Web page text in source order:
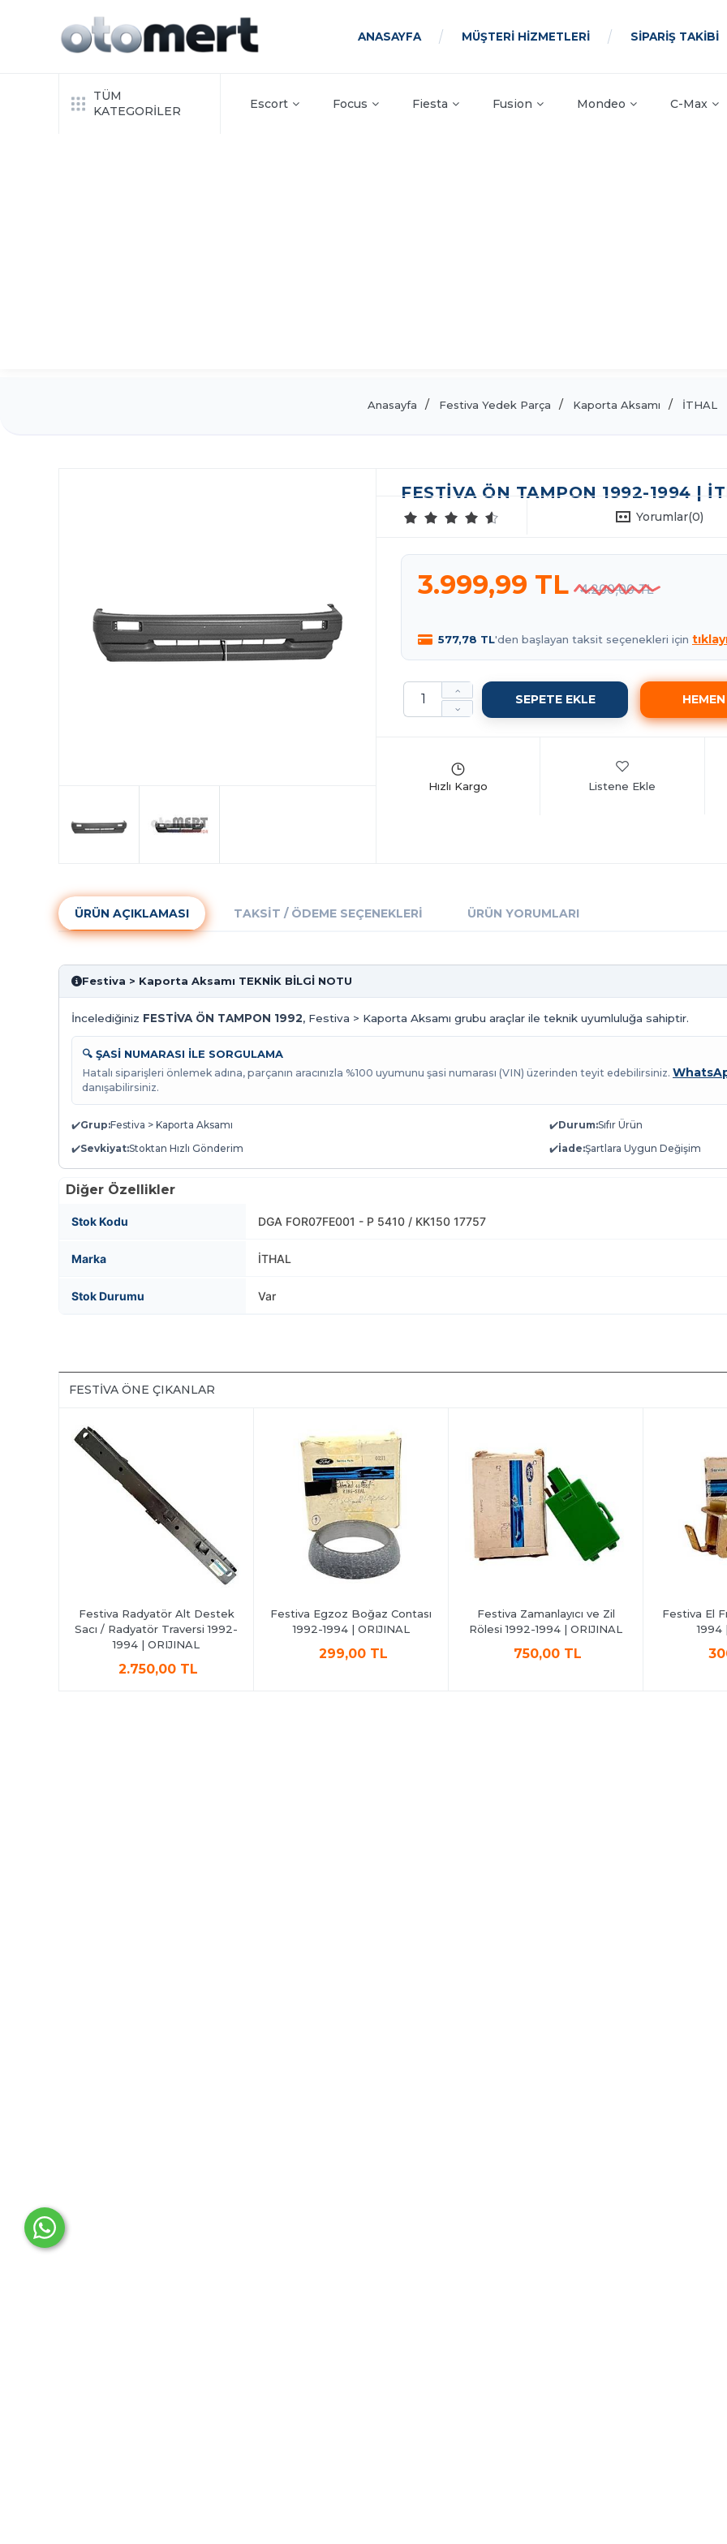
ANASAYFA MÜŞTERİ HİZMETLERİ SİPARİŞ TAKİBİ
TÜM
KATEGORİLER
Escort Focus Fiesta Fusion Mondeo C-Max
Anasayfa Festiva Yedek Parça Kaporta Aksamı İTHAL
FESTIVA ÖN TAMPON 1992-1994 |
Yorumlar(0)
3.999,99 TL 4.200,00 TL
577,78 TL'den başlayan taksit seçenekleri için
Listene Ekle
ÜRÜN AÇIKLAMASI TAKSIT / ÖDEME SEÇENEKLERI ÜRÜN YORUMLARI
Festiva > Kaporta Aksamı TEKNİK BİLGİ NOTU
İncelediğiniz FESTİVA ÖN TAMPON 1992, Festiva > Kaporta Aksamı grubu araçlar ile teknik uyumluluğa sahiptir.
🔍 ŞASİ NUMARASI İLE SORGULAMA
Hatalı siparişleri önlemek adına, parçanın aracınızla %100 uyumunu şasi numarası (VIN) üzerinden teyit edebilirsiniz.
danışabilirsiniz.
✔️Grup:Festiva > Kaporta Aksamı ✔️Durum:Sıfır Ürün
✔️Sevkiyat:Stoktan Hızlı Gönderim ✔️İade:Şartlara Uygun Değişim
Diğer Özellikler
Stok Kodu DGA FOR07FE001 - P 5410 / KK150 17757
Marka İTHAL
Stok Durumu Var
FESTIVA ÖNE ÇIKANLAR
Festiva Radyatör Alt Destek
Sacı / Radyatör Traversi 1992-
1994 | ORIJINAL
2.750,00 TL
Festiva Egzoz Boğaz Contası
1992-1994 | ORIJINAL
299,00 TL
Festiva Zamanlayıcı ve Zil
Rölesi 1992-1994 | ORIJINAL
750,00 TL
Festiva El
1994